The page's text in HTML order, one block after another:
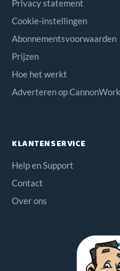
Privacy statement
Cookie-instellingen
Abonnementsvoorwaarden
Prijzen
Hoe het werkt
Adverteren op
KLANTENSERVICE
Help en Support
Contact
Over ons